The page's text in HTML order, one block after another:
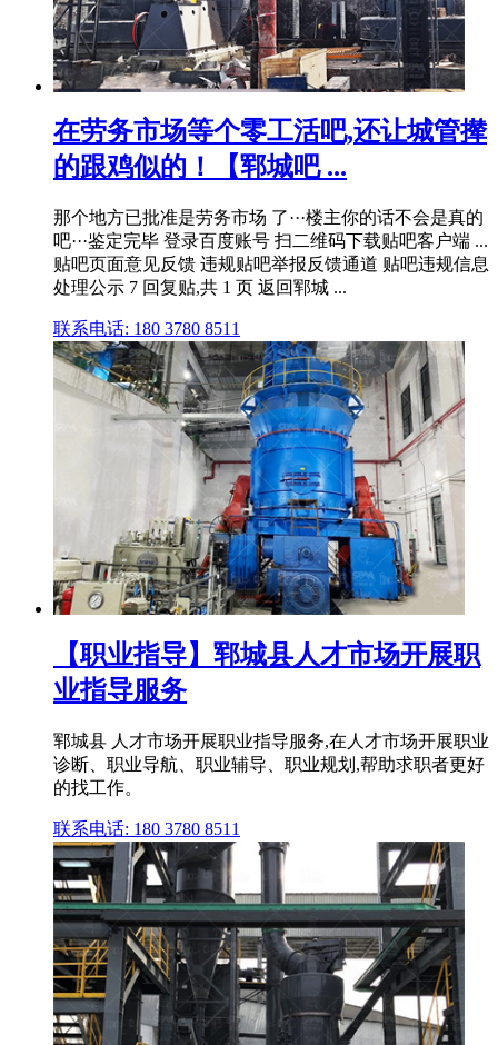
在劳务市场等个零工活吧,还让城管撵
的跟鸡似的！【郓城吧 ...
那个地方已批准是劳务市场 了···楼主你的话不会是真的
吧···鉴定完毕 登录百度账号 扫二维码下载贴吧客户端 ...
贴吧页面意见反馈 违规贴吧举报反馈通道 贴吧违规信息
处理公示 7 回复贴,共 1 页 返回郓城 ...
联系电话: 180 3780 8511
【职业指导】郓城县人才市场开展职
业指导服务
郓城县 人才市场开展职业指导服务,在人才市场开展职业
诊断、职业导航、职业辅导、职业规划,帮助求职者更好
的找工作。
联系电话: 180 3780 8511